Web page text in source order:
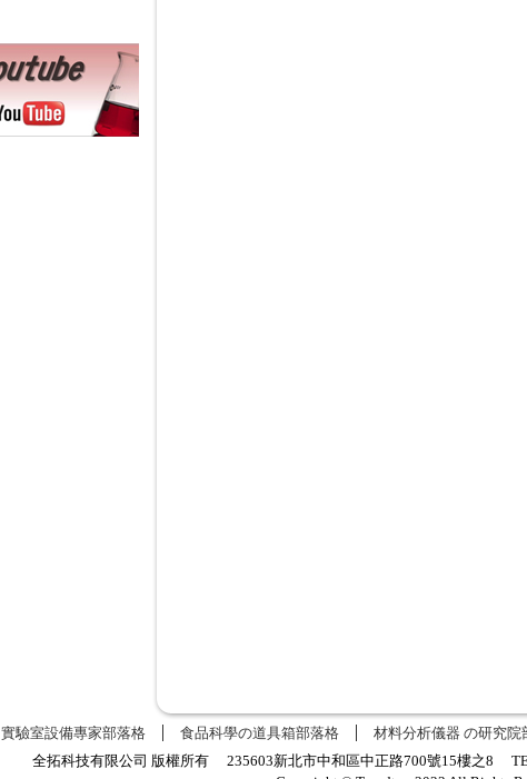
實驗室設備專家部落格 食品科學の道具箱部落格 材料分析儀器 の研究院
全拓科技有限公司 版權所有 235603新北市中和區中正路700號15樓之8